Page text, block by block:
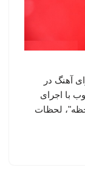
آهنگ در
با اجرای
لحظات